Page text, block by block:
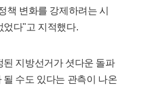
책 변화를 강제하려는 시
었다"고 지적했다.
된 지방선거가 셧다운 돌파
될 수도 있다는 관측이 나온